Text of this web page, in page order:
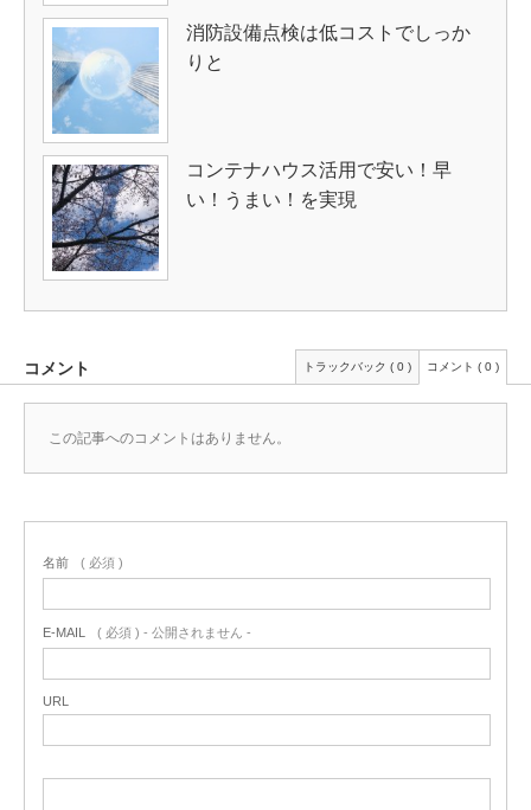
消防設備点検は低コストでしっか
りと
コンテナハウス活用で安い！早
い！うまい！を実現
コメント トラックバック ( 0 ) コメント ( 0 )
この記事へのコメントはありません。
名前 ( 必須 )
E-MAIL ( 必須 ) - 公開されません -
URL